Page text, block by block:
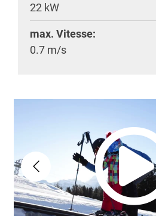
22 kW
max. Vitesse:
0.7 m/s